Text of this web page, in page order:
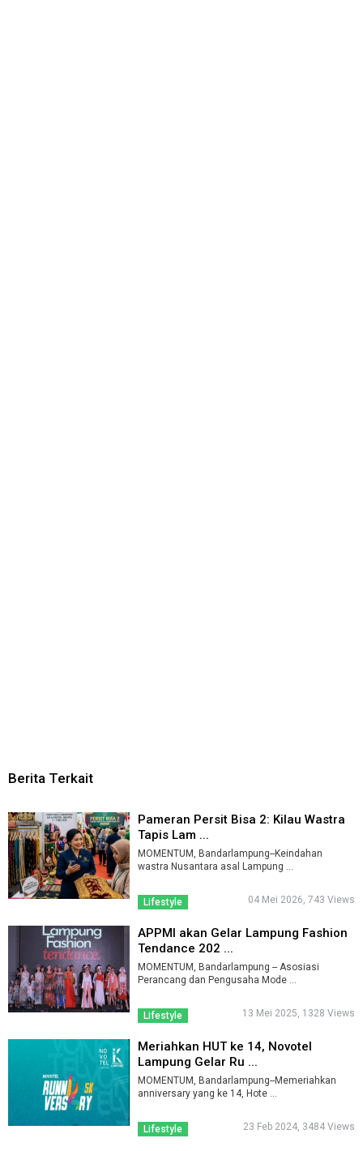
Berita Terkait
Pameran Persit Bisa 2: Kilau Wastra
Tapis Lam ...
MOMENTUM, Bandarlampung--Keindahan
Lifestyle 04 Mei 2026, 743 Views
APPMI akan Gelar Lampung Fashion
Tendance 202 ...
MOMENTUM, Bandarlampung -- Asosiasi
Lifestyle 13 Mei 2025, 1328 Views
Meriahkan HUT ke 14, Novotel
Lampung Gelar Ru ...
MOMENTUM, Bandarlampung--Memeriahkan
anniversary yang ke 14, Hote ...
Lifestyle 23 Feb 2024, 3484 Views